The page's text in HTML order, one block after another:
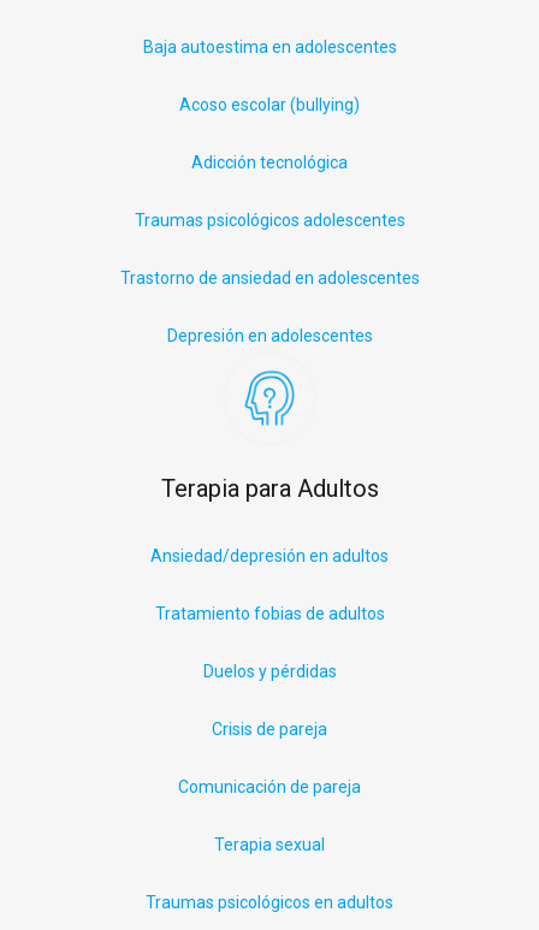
Baja autoestima en adolescentes
Acoso escolar (bullying)
Adicción tecnológica
Traumas psicológicos adolescentes
Trastorno de ansiedad en adolescentes
Depresión en adolescentes
Terapia para Adultos
Ansiedad/depresión en adultos
Tratamiento fobias de adultos
Duelos y pérdidas
Crisis de pareja
Comunicación de pareja
Terapia sexual
Traumas psicológicos en adultos